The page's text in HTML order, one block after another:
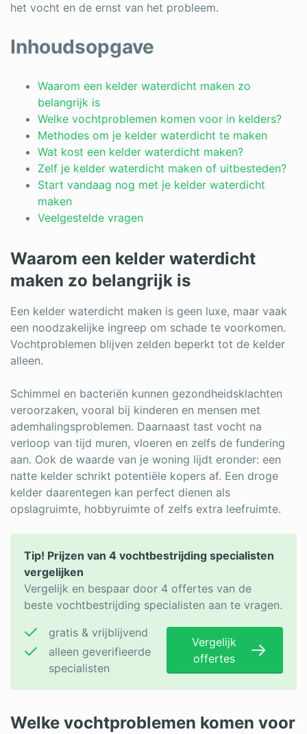
Tegelzetter
Vochtbestrijding
Warmtepomp
Zonnepanelen
Zonwering
Bent u een vakspecialist?
het vocht en de ernst van het probleem.
Inhoudsopgave
Waarom een kelder waterdicht maken zo
belangrijk is
Welke vochtproblemen komen voor in kelders?
Methodes om je kelder waterdicht te maken
Wat kost een kelder waterdicht maken?
Zelf je kelder waterdicht maken of uitbesteden?
Start vandaag nog met je kelder waterdicht
maken
Veelgestelde vragen
Waarom een kelder waterdicht
maken zo belangrijk is
Een kelder waterdicht maken is geen luxe, maar vaak
een noodzakelijke ingreep om schade te voorkomen.
Vochtproblemen blijven zelden beperkt tot de kelder
alleen.
Schimmel en bacteriën kunnen gezondheidsklachten
veroorzaken, vooral bij kinderen en mensen met
ademhalingsproblemen. Daarnaast tast vocht na
verloop van tijd muren, vloeren en zelfs de fundering
aan. Ook de waarde van je woning lijdt eronder: een
natte kelder schrikt potentiële kopers af. Een droge
kelder daarentegen kan perfect dienen als
opslagruimte, hobbyruimte of zelfs extra leefruimte.
Tip! Prijzen van 4 vochtbestrijding specialisten
vergelijken
Vergelijk en bespaar door 4 offertes van de
beste vochtbestrijding specialisten aan te vragen.
gratis & vrijblijvend
alleen geverifieerde
specialisten
Vergelijk
offertes
Welke vochtproblemen komen voor